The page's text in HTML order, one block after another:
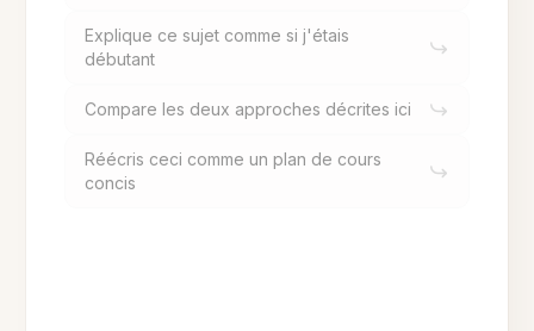
Explique ce sujet comme si j'étais
débutant
Compare les deux approches décrites ici
Réécris ceci comme un plan de cours
concis